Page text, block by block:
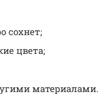
сохнет;
цвета;
материалами.